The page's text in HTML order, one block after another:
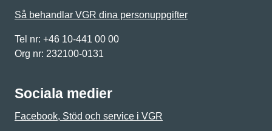
Så behandlar VGR dina personuppgifter
Tel nr: +46 10-441 00 00
Org nr: 232100-0131
Sociala medier
Facebook, Stöd och service i VGR